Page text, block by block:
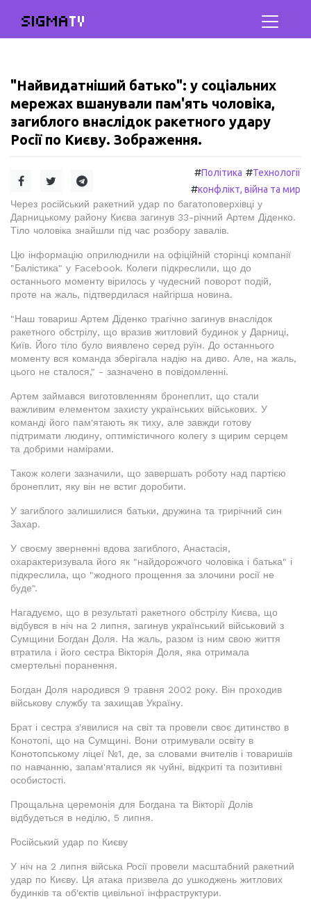
SIGMATV
"Найвидатніший батько": у соціальних
мережах вшанували пам'ять чоловіка,
загиблого внаслідок ракетного удару
Росії по Києву. Зображення.
#Політика #Технології
#конфлікт, війна та мир
Через російський ракетний удар по багатоповерхівці у
Дарницькому району Києва загинув 33-річний Артем Діденко.
Тіло чоловіка знайшли під час розбору завалів.
Цю інформацію оприлюднили на офіційній сторінці компанії
"Балістика" у Facebook. Колеги підкреслили, що до
останнього моменту вірилось у чудесний поворот подій,
проте на жаль, підтвердилася найгірша новина.
"Наш товариш Артем Діденко трагічно загинув внаслідок
ракетного обстрілу, що вразив житловий будинок у Дарниці,
Київ. Його тіло було виявлено серед руїн. До останнього
моменту вся команда зберігала надію на диво. Але, на жаль,
цього не сталося," - зазначено в повідомленні.
Артем займався виготовленням бронеплит, що стали
важливим елементом захисту українських військових. У
команді його пам'ятають як тиху, але завжди готову
підтримати людину, оптимістичного колегу з щирим серцем
та добрими намірами.
Також колеги зазначили, що завершать роботу над партією
бронеплит, яку він не встиг доробити.
У загиблого залишилися батьки, дружина та трирічний син
Захар.
У своєму зверненні вдова загиблого, Анастасія,
охарактеризувала його як "найдорожчого чоловіка і батька" і
підкреслила, що "жодного прощення за злочини росії не
буде".
Нагадуємо, що в результаті ракетного обстрілу Києва, що
відбувся в ніч на 2 липня, загинув український військовий з
Сумщини Богдан Доля. На жаль, разом із ним свою життя
втратила і його сестра Вікторія Доля, яка отримала
смертельні поранення.
Богдан Доля народився 9 травня 2002 року. Він проходив
військову службу та захищав Україну.
Брат і сестра з'явилися на світ та провели своє дитинство в
Конотопі, що на Сумщині. Вони отримували освіту в
Конотопському ліцеї №1, де, за словами вчителів і товаришів
по навчанню, запам'яталися як чуйні, відкриті та позитивні
особистості.
Прощальна церемонія для Богдана та Вікторії Долів
відбудеться в неділю, 5 липня.
Російський удар по Києву
У ніч на 2 липня війська Росії провели масштабний ракетний
удар по Києву. Ця атака призвела до ушкоджень житлових
будинків та об'єктів цивільної інфраструктури.